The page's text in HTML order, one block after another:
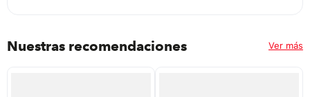
Nuestras recomendaciones Ver más